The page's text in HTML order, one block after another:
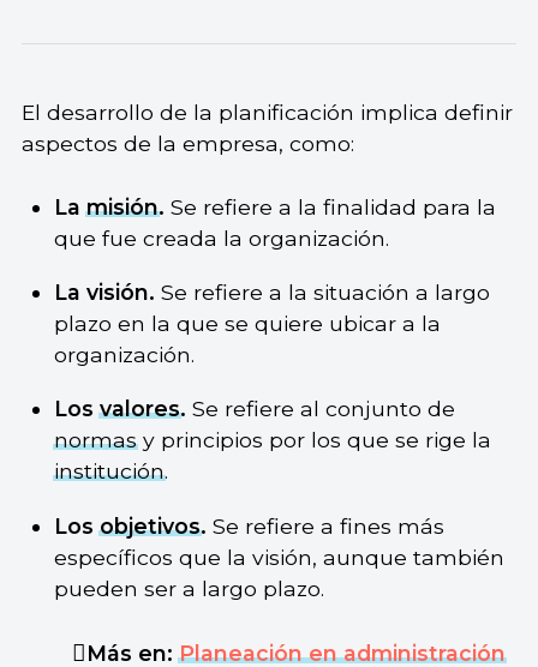
El desarrollo de la planificación implica definir
aspectos de la empresa, como:
Lamisión. Se refiere a la finalidad para la
que fue creada la organización.
La visión. Se refiere a la situación a largo
plazo en la que se quiere ubicar a la
organización.
Losvalores. Se refiere al conjunto de
normasy principios por los que se rige la
institución.
Losobjetivos. Se refiere a fines más
específicos que la visión, aunque también
pueden ser a largo plazo.
Más en:Planeación en administración